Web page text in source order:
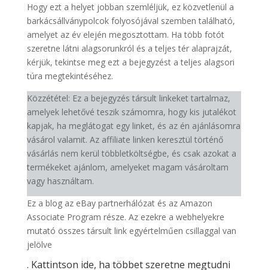
Hogy ezt a helyet jobban szemléljük, ez közvetlenül a
barkácsállványpolcok folyosójával szemben található,
amelyet az év elején megosztottam. Ha több fotót
szeretne látni alagsorunkról és a teljes tér alaprajzát,
kérjük, tekintse meg ezt a bejegyzést a teljes alagsori
túra megtekintéséhez.
Közzététel: Ez a bejegyzés társult linkeket tartalmaz,
amelyek lehetővé teszik számomra, hogy kis jutalékot
kapjak, ha meglátogat egy linket, és az én ajánlásomra
vásárol valamit. Az affiliate linken keresztül történő
vásárlás nem kerül többletköltségbe, és csak azokat a
termékeket ajánlom, amelyeket magam vásároltam
vagy használtam.
Ez a blog az eBay partnerhálózat és az Amazon
Associate Program része. Az ezekre a webhelyekre
mutató összes társult link egyértelműen csillaggal van
jelölve
. Kattintson ide, ha többet szeretne megtudni